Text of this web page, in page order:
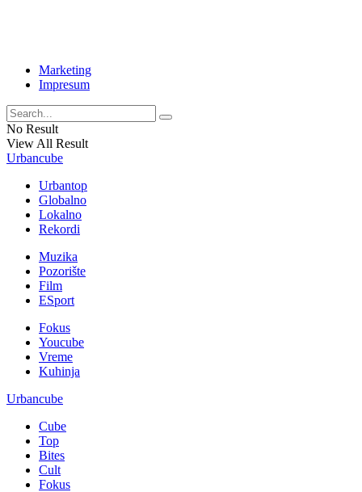
Marketing
Impresum
No Result
View All Result
Urbancube
Urbantop
Globalno
Lokalno
Rekordi
Muzika
Pozorište
Film
ESport
Fokus
Youcube
Vreme
Kuhinja
Urbancube
Cube
Top
Bites
Cult
Fokus